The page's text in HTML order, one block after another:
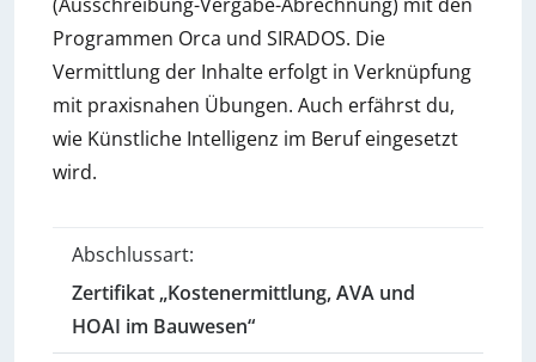
Programmen Orca und SIRADOS. Die
Vermittlung der Inhalte erfolgt in Verknüpfung
mit praxisnahen Übungen. Auch erfährst du,
wie Künstliche Intelligenz im Beruf eingesetzt
wird.
Abschlussart:
Zertifikat „Kostenermittlung, AVA und
HOAI im Bauwesen“